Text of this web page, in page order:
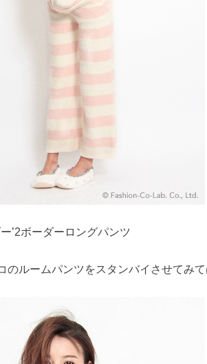
’2ボーダーロングパンツ
のルームパンツをスタンバイさせてみて